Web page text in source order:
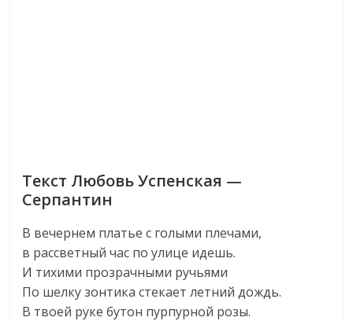
Текст Любовь Успенская —
Серпантин
В вечернем платье с голыми плечами,
в рассветный час по улице идешь.
И тихими прозрачными ручьями
По шелку зонтика стекает летний дождь.
В твоей руке бутон пурпурной розы.